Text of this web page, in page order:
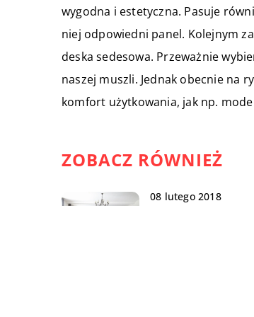
wygodna i estetyczna. Pasuje
niej odpowiedni panel. Kolejnym
deska sedesowa. Przeważnie
naszej muszli. Jednak obecnie na
komfort użytkowania, jak np.
ZOBACZ RÓWNIEŻ
08 lutego 2018